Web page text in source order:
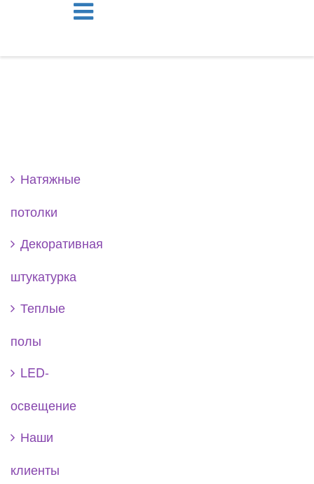
Натяжные
потолки
Декоративная
штукатурка
Теплые
полы
LED-
освещение
Наши
клиенты